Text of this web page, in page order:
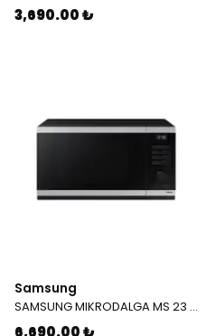
3,690.00 ₺
Samsung
SAMSUNG MIKRODALGA MS 23 DG 4504 GTTR 23 LT 18875
6,690.00 ₺